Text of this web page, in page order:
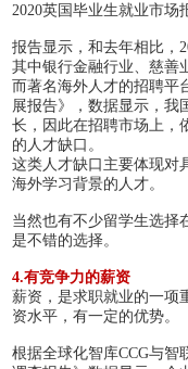
2020英国毕业生就业市场
报告显示，和去年相比，
其中银行金融行业、慈善
而著名海外人才的招聘平
展报告》，数据显示，我
长，因此在招聘市场上，
的人才缺口。
这类人才缺口主要体现对
海外学习背景的人才。
当然也有不少留学生选择
是不错的选择。
4.有竞争力的薪资
薪资，是求职就业的一项
资水平，有一定的优势。
根据全球化智库CCG与智